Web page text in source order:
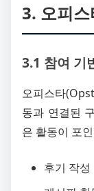
3. 오피
3.1 참여 기
오피스타
동과 연결된
은 활동이 포
후기 작성